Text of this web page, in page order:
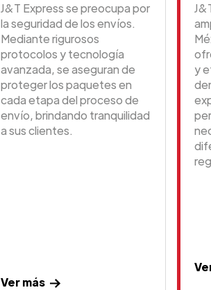
J&T Express se preocupa por
la seguridad de los envíos.
Mediante rigurosos
protocolos y tecnología
avanzada, se aseguran de
proteger los paquetes en
cada etapa del proceso de
envío, brindando tranquilidad
a sus clientes.
Ver más
y